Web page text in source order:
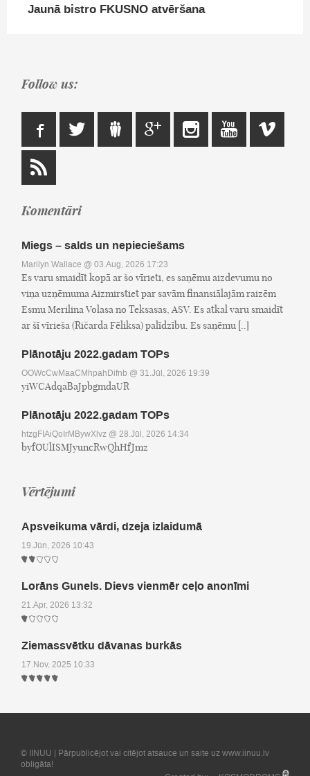
Jaunā bistro FKUSNO atvēršana
Follow us:
Komentāri
Miegs – salds un nepieciešams
Marilyn Wallace @ 03.Aug, 2026 17:23
Es varu smaidīt kopā ar šo vīrieti, es saņēmu aizdevumu no
viņa uzņēmuma Aizmirstiet par savām finansiālajām raizēm
Esmu Merilina Volasa no Teksasas, ASV. Es atkal varu smaidīt
ar šī vīrieša (Ričarda Fēliksa) palīdzību. Es saņēmu [..]
Plānotāju 2022.gadam TOPs
OOWcCwMaaCMhpahDifnb @ 31.Jūl, 2026 19:39
yiWCAdqaBaJpbgmdaUR
Plānotāju 2022.gadam TOPs
htzgFIAiQoIrMBywXlvz @ 28.Jūl, 2026 14:34
byfOUlISMJyuncRwQhHfJmz
Vērtējumi
Apsveikuma vārdi, dzeja izlaidumā
19.Jūn, 2026 10:43
Lorāns Gunels. Dievs vienmēr ceļo anonīmi
21.Apr, 2026 13:32
Ziemassvētku dāvanas burkās
17.Nov, 2025 10:33
© IINUU | Pārpublicējot vai citējot atsauce un saite uz www.iinuu.lv
obligāta!